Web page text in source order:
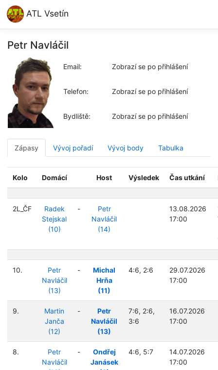
ATL Vsetín
Petr Navláčil
Email: Zobrazí se po přihlášení
Telefon: Zobrazí se po přihlášení
Bydliště: Zobrazí se po přihlášení
Zápasy Vývoj pořadí Vývoj body Tabulka
Kolo Domácí Host Výsledek Čas utkání
2L_ČF
Radek
Stejskal
(10)
-
Petr
Navláčil
(14)
13.08.2026
17:00
10.
Petr
Navláčil
(13)
-
Michal
Hrňa
(11)
4:6, 2:6
29.07.2026
17:00
9.
Martin
Janča
(12)
-
Petr
Navláčil
(13)
7:6, 2:6,
3:6
16.07.2026
17:00
8.
Petr
Navláčil
-
Ondřej
Janásek
4:6, 5:7
14.07.2026
17:00